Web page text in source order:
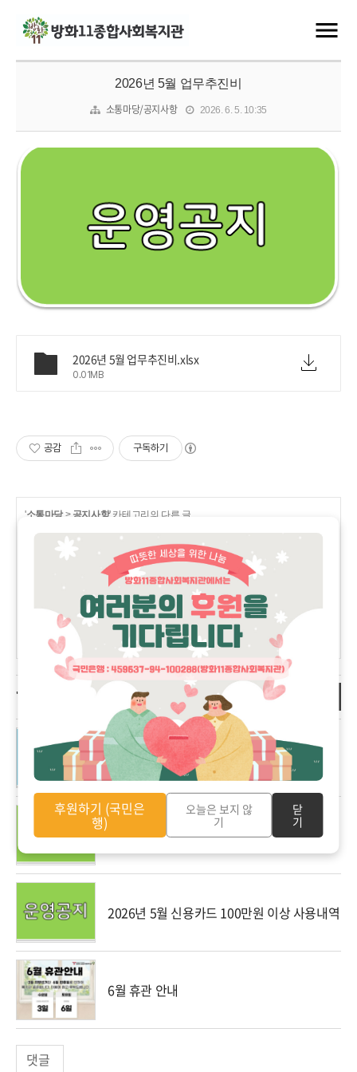
2026년 5월 업무추진비
소통마당/공지사항 2026. 6. 5. 10:35
2026년 5월 업무추진비.xlsx
0.01MB
공감 구독하기
'소통마당> 공지사항' 카테고리의 다른 글
2026여름방학 단기사회사업 사회복지현장실습 최종 합격자 공
소방시설공사(E/V회로 증설) 수의계약 공고 (0)
2026년 5월 신용카드 100만원 이상 사용내역 (0)
6월 휴관 안내 (0) 2026.05.27
방화11종합사회복지관 정규직 사회복지사 및 육아휴직대체인력
안전관리인 최종합격자 공고
(0)
'소통마당/공지사항' 관련 글
2026여름방학 단기사회사업 사회복지현장실
습 최종 합격자 공지
소방시설공사(E/V회로 증설) 수의계약 공고
2026년 5월 신용카드 100만원 이상 사용내역
6월 휴관 안내
댓글
후원하기 (국민은
행)
오늘은 보지 않
기
닫
기